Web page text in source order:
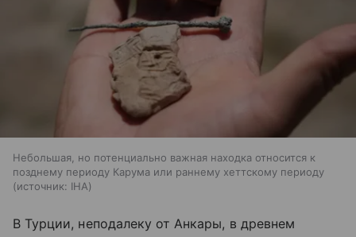
Небольшая, но потенциально важная находка относится к
позднему периоду Карума или раннему хеттскому периоду
источник: IHA
В Турции, неподалеку от Анкары, в древнем